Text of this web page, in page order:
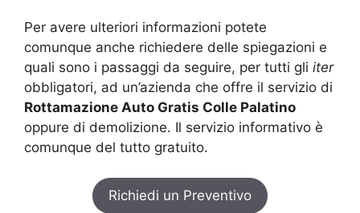
Per avere ulteriori informazioni potete
comunque anche richiedere delle spiegazioni e
quali sono i passaggi da seguire, per tutti gli iter
obbligatori, ad un’azienda che offre il servizio di
Rottamazione Auto Gratis Colle Palatino
oppure di demolizione. Il servizio informativo è
comunque del tutto gratuito.
Richiedi un Preventivo